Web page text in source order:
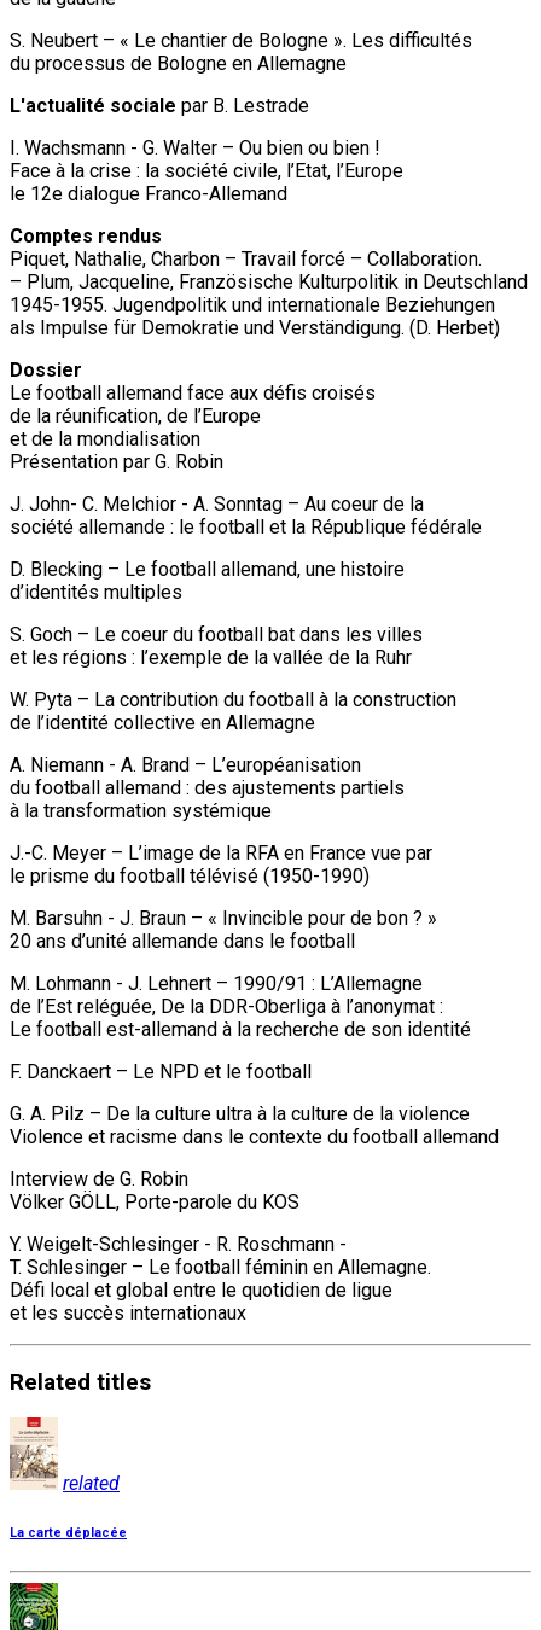
S. Neubert – « Le chantier de Bologne ». Les difficultés
du processus de Bologne en Allemagne
L'actualité sociale par B. Lestrade
I. Wachsmann - G. Walter – Ou bien ou bien !
Face à la crise : la société civile, l’Etat, l’Europe
le 12e dialogue Franco-Allemand
Comptes rendus
Piquet, Nathalie, Charbon – Travail forcé – Collaboration.
– Plum, Jacqueline, Französische Kulturpolitik in Deutschland
1945-1955. Jugendpolitik und internationale Beziehungen
als Impulse für Demokratie und Verständigung. (D. Herbet)
Dossier
Le football allemand face aux défis croisés
de la réunification, de l’Europe
et de la mondialisation
Présentation par G. Robin
J. John- C. Melchior - A. Sonntag – Au coeur de la
société allemande : le football et la République fédérale
D. Blecking – Le football allemand, une histoire
d’identités multiples
S. Goch – Le coeur du football bat dans les villes
et les régions : l’exemple de la vallée de la Ruhr
W. Pyta – La contribution du football à la construction
de l’identité collective en Allemagne
A. Niemann - A. Brand – L’européanisation
du football allemand : des ajustements partiels
à la transformation systémique
J.-C. Meyer – L’image de la RFA en France vue par
le prisme du football télévisé (1950-1990)
M. Barsuhn - J. Braun – « Invincible pour de bon ? »
20 ans d’unité allemande dans le football
M. Lohmann - J. Lehnert – 1990/91 : L’Allemagne
de l’Est reléguée, De la DDR-Oberliga à l’anonymat :
Le football est-allemand à la recherche de son identité
F. Danckaert – Le NPD et le football
G. A. Pilz – De la culture ultra à la culture de la violence
Violence et racisme dans le contexte du football allemand
Interview de G. Robin
Völker GÖLL, Porte-parole du KOS
Y. Weigelt-Schlesinger - R. Roschmann -
T. Schlesinger – Le football féminin en Allemagne.
Défi local et global entre le quotidien de ligue
et les succès internationaux
Related titles
related
La carte déplacée